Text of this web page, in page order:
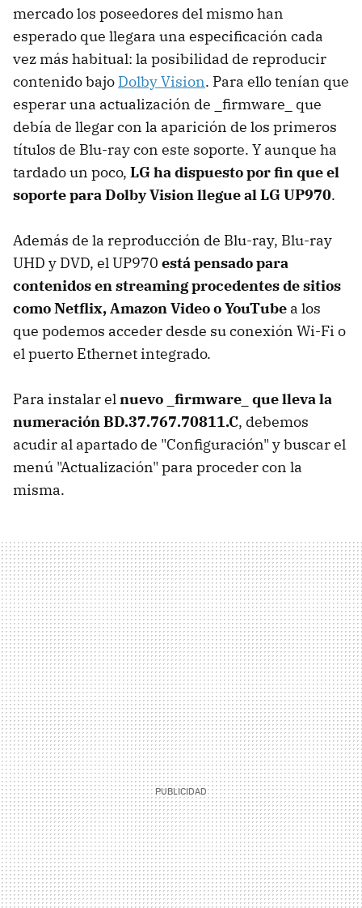
mercado los poseedores del mismo han
esperado que llegara una especificación cada
vez más habitual: la posibilidad de reproducir
contenido bajo Dolby Vision. Para ello tenían que
esperar una actualización de _firmware_ que
debía de llegar con la aparición de los primeros
títulos de Blu-ray con este soporte. Y aunque ha
tardado un poco, LG ha dispuesto por fin que el
soporte para Dolby Vision llegue al LG UP970.
Además de la reproducción de Blu-ray, Blu-ray
UHD y DVD, el UP970 está pensado para
contenidos en streaming procedentes de sitios
como Netflix, Amazon Video o YouTube a los
que podemos acceder desde su conexión Wi-Fi o
el puerto Ethernet integrado.
Para instalar elnuevo _firmware_ que lleva la
numeración BD.37.767.70811.C, debemos
acudir al apartado de "Configuración" y buscar el
menú "Actualización" para proceder con la
misma.